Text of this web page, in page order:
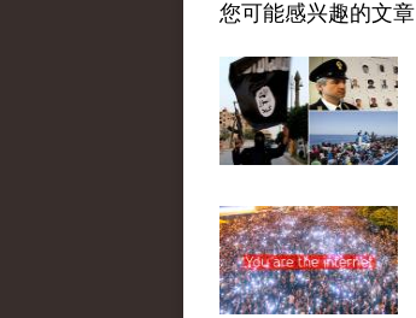
您可能感兴趣的文章